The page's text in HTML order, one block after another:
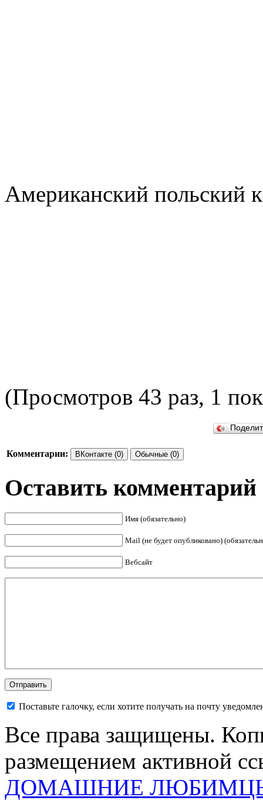
Американский польский
(Просмотров 43 раз, 1
Комментарии: ВКонтакте (0) Обычные (0)
Оставить комментарий
Имя (обязательно)
Mail (не будет опубликовано)
Вебсайт
Поставьте галочку, если хотите получать на почту
Все права защищены.
размещением активной
ДОМАШНИЕ